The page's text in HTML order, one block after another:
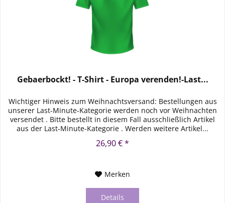
Gebaerbockt! - T-Shirt - Europa verenden!-Last...
Wichtiger Hinweis zum Weihnachtsversand: Bestellungen aus
unserer Last-Minute-Kategorie werden noch vor Weihnachten
versendet . Bitte bestellt in diesem Fall ausschließlich Artikel
aus der Last-Minute-Kategorie . Werden weitere Artikel...
26,90 € *
Merken
Details